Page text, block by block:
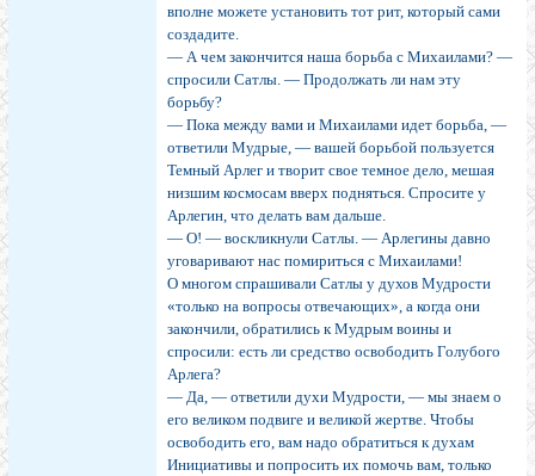
вполне можете установить тот рит, который сами
создадите.
— А чем закончится наша борьба с Михаилами? —
спросили Сатлы. — Продолжать ли нам эту
борьбу?
— Пока между вами и Михаилами идет борьба, —
ответили Мудрые, — вашей борьбой пользуется
Темный Арлег и творит свое темное дело, мешая
низшим космосам вверх подняться. Спросите у
Арлегин, что делать вам дальше.
— О! — воскликнули Сатлы. — Арлегины давно
уговаривают нас помириться с Михаилами!
О многом спрашивали Сатлы у духов Мудрости
«только на вопросы отвечающих», а когда они
закончили, обратились к Мудрым воины и
спросили: есть ли средство освободить Голубого
Арлега?
— Да, — ответили духи Мудрости, — мы знаем о
его великом подвиге и великой жертве. Чтобы
освободить его, вам надо обратиться к духам
Инициативы и попросить их помочь вам, только